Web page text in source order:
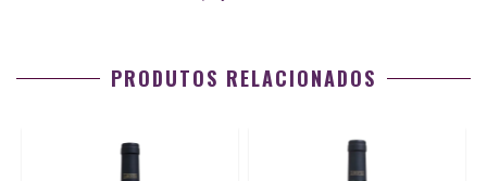
PRODUTOS RELACIONADOS